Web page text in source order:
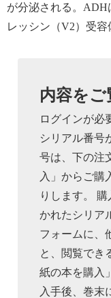
が分泌される。
レッシン （V2） 受
内容をご
ログインが必
シリアル番号
号は、下の注
入」からご購
りします。
かれたシリア
フォームに、
と、閲覧でき
紙の本を購入
入手後、巻末